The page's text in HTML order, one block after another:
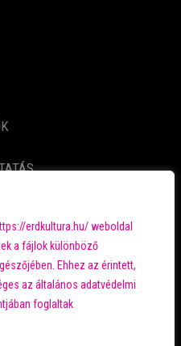
erdkultura.hu/ weboldal
a fájlok különböző
Ehhez az érintett,
az általános adatvédelmi
foglaltak